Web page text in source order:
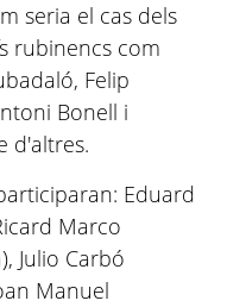
seria el cas dels
rubinencs com
Felip
Bonell i
d'altres.
Eduard
Marco
Julio Carbó
Manuel